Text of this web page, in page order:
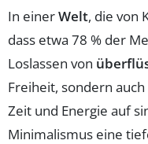
In einerWelt, die von
dass etwa 78 % der
Loslassen von
Freiheit, sondern auch
Zeit und Energie auf
Minimalismus eine